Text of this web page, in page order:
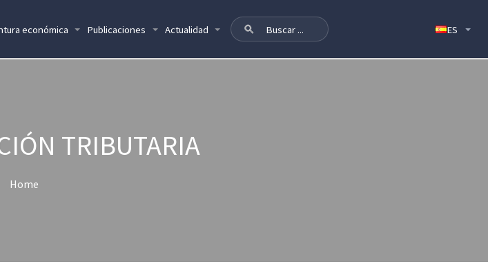
económica Publicaciones Actualidad
TRIBUTARIA
Home